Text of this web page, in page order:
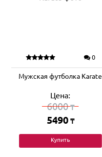
0
Мужская футболка Karate
Цена:
6000₸
5490 ₸
Купить